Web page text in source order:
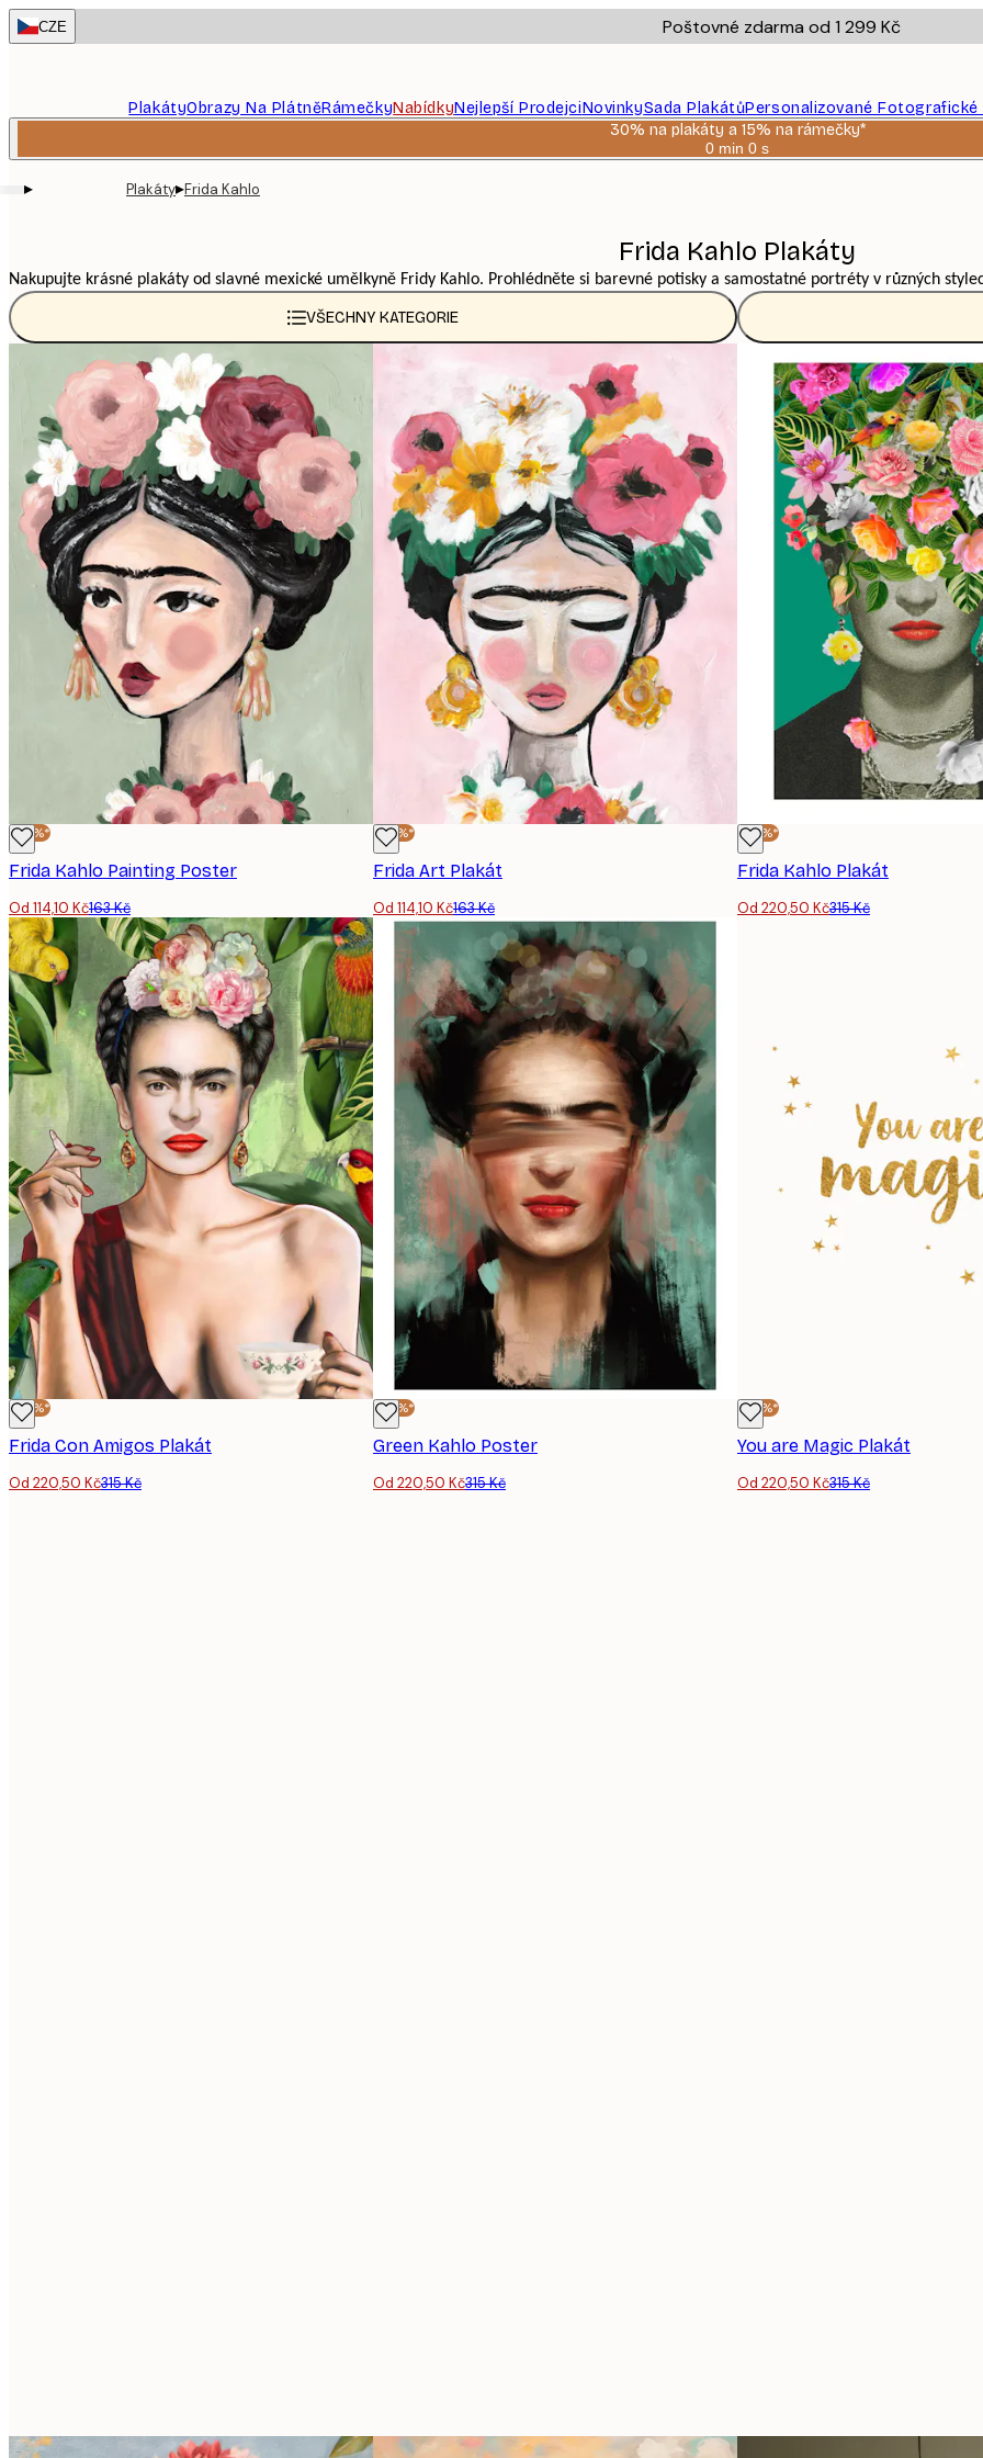
Skip
to
CZE Poštovné zdarma od 1 299 Kč
PlakátyObrazy Na PlátněRámečkyNabídkyNejlepší ProdejciNovinkySada PlakátůPersonalizované Fotografické
30% na plakáty a 15% na rámečky*
0 min 0 s
Platné
▸ Plakáty▸Frida Kahlo
Frida Kahlo Plakáty
Nakupujte krásné plakáty od slavné mexické umělkyně Fridy Kahlo. Prohlédněte si barevné potisky a samostatné portréty v různých
VŠECHNY KATEGORIE
-30%*
Frida Kahlo Painting Poster
Od 114,10 Kč163 Kč
-30%*
Frida Art Plakát
Od 114,10 Kč163 Kč
-30%*
Frida Kahlo Plakát
Od 220,50 Kč315 Kč
-30%*
Frida Con Amigos Plakát
Od 220,50 Kč315 Kč
-30%*
Green Kahlo Poster
Od 220,50 Kč315 Kč
-30%*
You are Magic Plakát
Od 220,50 Kč315 Kč